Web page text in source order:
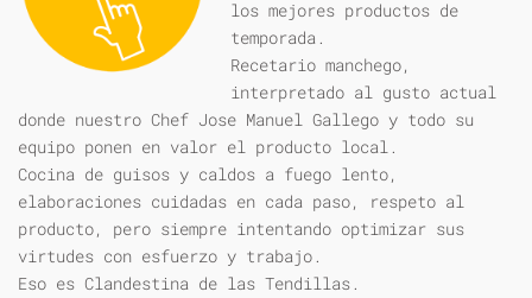
los mejores productos de
temporada.
Recetario manchego,
interpretado al gusto actual
donde nuestro Chef Jose Manuel Gallego y todo su
equipo ponen en valor el producto local.
Cocina de guisos y caldos a fuego lento,
elaboraciones cuidadas en cada paso, respeto al
producto, pero siempre intentando optimizar sus
virtudes con esfuerzo y trabajo.
Eso es Clandestina de las Tendillas.